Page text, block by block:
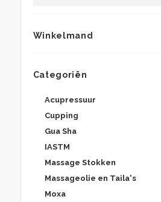
Winkelmand
Categoriën
Acupressuur
Cupping
Gua Sha
IASTM
Massage Stokken
Massageolie en Taila's
Moxa